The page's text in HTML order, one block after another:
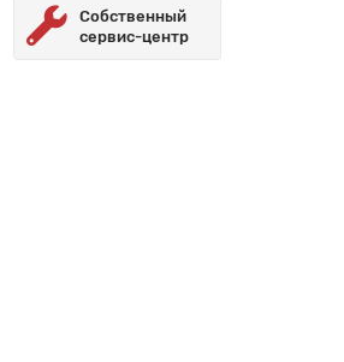
Собственный
сервис-центр